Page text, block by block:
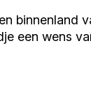
binnenland
een wens